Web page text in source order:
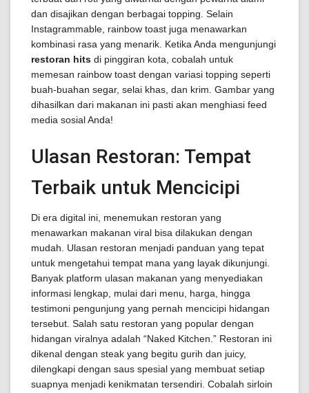
dan disajikan dengan berbagai topping. Selain
Instagrammable, rainbow toast juga menawarkan
kombinasi rasa yang menarik. Ketika Anda mengunjungi
restoran hits di pinggiran kota, cobalah untuk
memesan rainbow toast dengan variasi topping seperti
buah-buahan segar, selai khas, dan krim. Gambar yang
dihasilkan dari makanan ini pasti akan menghiasi feed
media sosial Anda!
Ulasan Restoran: Tempat
Terbaik untuk Mencicipi
Di era digital ini, menemukan restoran yang
menawarkan makanan viral bisa dilakukan dengan
mudah. Ulasan restoran menjadi panduan yang tepat
untuk mengetahui tempat mana yang layak dikunjungi.
Banyak platform ulasan makanan yang menyediakan
informasi lengkap, mulai dari menu, harga, hingga
testimoni pengunjung yang pernah mencicipi hidangan
tersebut. Salah satu restoran yang popular dengan
hidangan viralnya adalah “Naked Kitchen.” Restoran ini
dikenal dengan steak yang begitu gurih dan juicy,
dilengkapi dengan saus spesial yang membuat setiap
suapnya menjadi kenikmatan tersendiri. Cobalah sirloin